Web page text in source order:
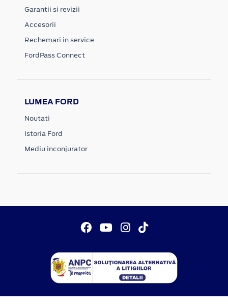
Garantii si revizii
Accesorii
Rechemari in service
FordPass Connect
LUMEA FORD
Noutati
Istoria Ford
Mediu inconjurator